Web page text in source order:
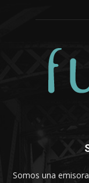
Somos una